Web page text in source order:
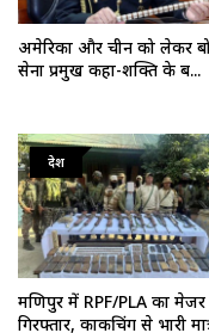
अमेरिका और चीन को लेकर
सेना प्रमुख कहा-शक्ति के ब...
देश
मणिपुर में RPF/PLA का मेजर
गिरफ्तार, काकचिंग से भारी